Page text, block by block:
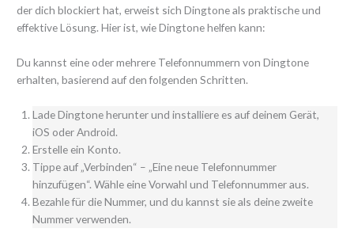
der dich blockiert hat, erweist sich Dingtone als praktische und
effektive Lösung. Hier ist, wie Dingtone helfen kann:
Du kannst eine oder mehrere Telefonnummern von Dingtone
erhalten, basierend auf den folgenden Schritten.
Lade Dingtone herunter und installiere es auf deinem Gerät,
iOS oder Android.
Erstelle ein Konto.
Tippe auf „Verbinden“ – „Eine neue Telefonnummer
hinzufügen“. Wähle eine Vorwahl und Telefonnummer aus.
Bezahle für die Nummer, und du kannst sie als deine zweite
Nummer verwenden.